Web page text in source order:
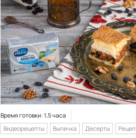
Время готовки: 1,5 часа
Видеорецепты
Выпечка Десерты